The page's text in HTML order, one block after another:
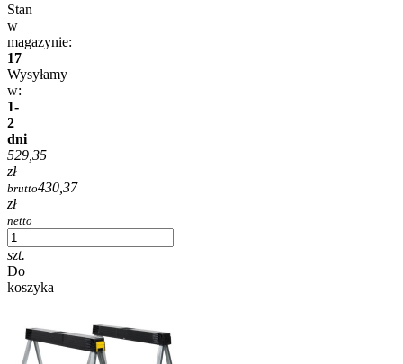
Stan
w
magazynie:
17
Wysyłamy
w:
1-
2
dni
529,35
zł
brutto430,37
zł
netto
szt.
Do
koszyka